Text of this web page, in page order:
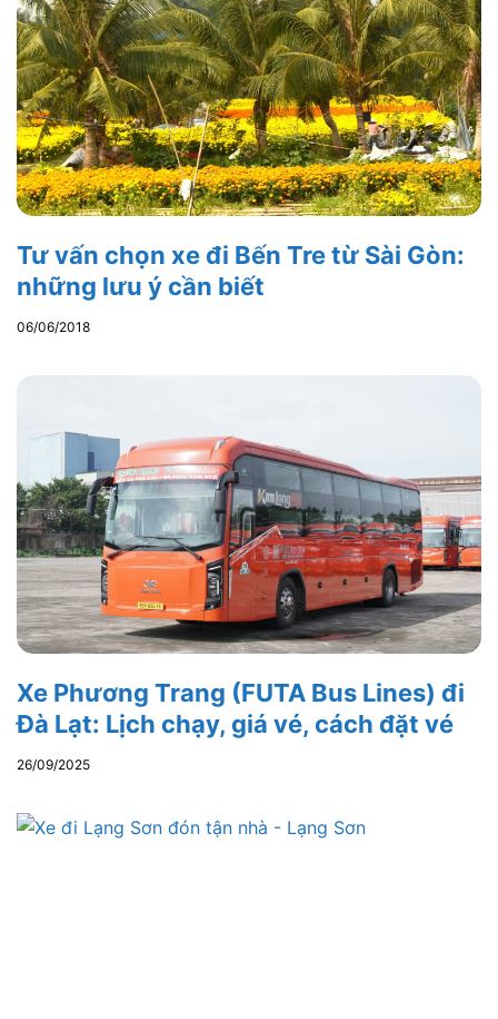
Tư vấn chọn xe đi Bến Tre từ Sài Gòn:
những lưu ý cần biết
06/06/2018
Xe Phương Trang (FUTA Bus Lines) đi
Đà Lạt: Lịch chạy, giá vé, cách đặt vé
26/09/2025